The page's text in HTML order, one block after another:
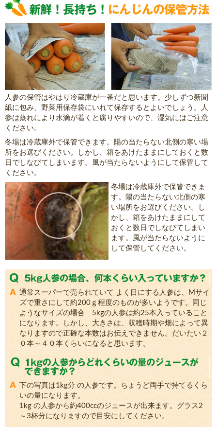
人参の保管はやはり冷蔵庫が一番だと思います。少しずつ新聞
紙に包み、野菜用保存袋にいれて保存するとよいでしょう。人
参は蒸れにより水滴が着くと腐りやすいので、湿気にはご注意
ください。
冬場は冷蔵庫外で保管できます。陽の当たらない北側の寒い場
所をお選びください。しかし、箱をあけたままにしておくと数
日でしなびてしまいます。風が当たらないようにして保管して
ください。
冬場は冷蔵庫外で保管できま
す。陽の当たらない北側の寒
い場所をお選びください。し
かし、箱をあけたままにして
おくと数日でしなびてしまい
ます。風が当たらないように
して保管してください。
通常スーパーで売られていて よく目にする人参は、Mサイ
ズで重さにして約200ｇ程度のものが多いようです。同じ
ようなサイズの場合 5kgの人参は約25本入っていること
になります。しかし、大きさは、収穫時期や畑によって異
なりますので正確な本数はお伝えできません。だいたい２
０本～４０本くらいになると思います。
下の写真は1kg分 の人参です。ちょうど両手で持てるくら
いの量になります。
1kg の人参から約400ccのジュースが出来ます。グラス2
～3杯分になりますので目安にしてください。